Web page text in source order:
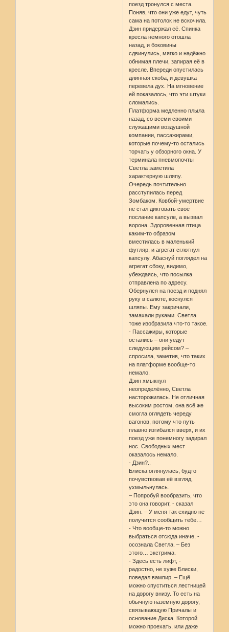
поезд тронулся с места.
Поняв, что они уже едут, чуть
сама на потолок не вскочила.
Дзин придержал её. Спинка
кресла немного отошла
назад, и боковины
сдвинулись, мягко и надёжно
обнимая плечи, запирая её в
кресле. Впереди опустилась
длинная скоба, и девушка
перевела дух. На мгновение
ей показалось, что эти штуки
сломались.
Платформа медленно плыла
назад, со всеми своими
служащими воздушной
компании, пассажирами,
которые почему-то остались
торчать у обзорного окна. У
терминала пневмопочты
Светла заметила
характерную шляпу.
Очередь почтительно
расступилась перед
Зомбаком. Ковбой-умертвие
не стал диктовать своё
послание капсуле, а вызвал
ворона. Здоровенная птица
каким-то образом
вместилась в маленький
футляр, и агрегат сглотнул
капсулу. Абаснуй поглядел на
агрегат сбоку, видимо,
убеждаясь, что посылка
отправлена по адресу.
Обернулся на поезд и поднял
руку в салюте, коснулся
шляпы. Ему закричали,
замахали руками. Светла
тоже изобразила что-то такое.
- Пассажиры, которые
остались – они уедут
следующим рейсом? –
спросила, заметив, что таких
на платформе вообще-то
немало.
Дзин хмыкнул
неопределённо, Светла
насторожилась. Не отличная
высоким ростом, она всё же
смогла оглядеть череду
вагонов, потому что путь
плавно изгибался вверх, и их
поезд уже понемногу задирал
нос. Свободных мест
оказалось немало.
- Дзин?..
Блиска оглянулась, будто
почувствовав её взгляд,
ухмыльнулась.
– Попробуй вообразить, что
это она говорит, - сказал
Дзин. – У меня так ехидно не
получится сообщить тебе…
- Что вообще-то можно
выбраться отсюда иначе, -
осознала Светла. – Без
этого… экстрима.
- Здесь есть лифт, -
радостно, не хуже Блиски,
поведал вампир. – Ещё
можно спуститься лестницей
на дорогу внизу. То есть на
обычную наземную дорогу,
связывающую Причалы и
основание Диска. Которой
можно проехать, или даже